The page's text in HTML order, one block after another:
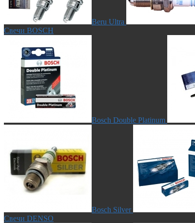
Beru Ultra
Свечи BOSCH
Bosch Double Platinum
Bosch Silver
Свечи DENSO